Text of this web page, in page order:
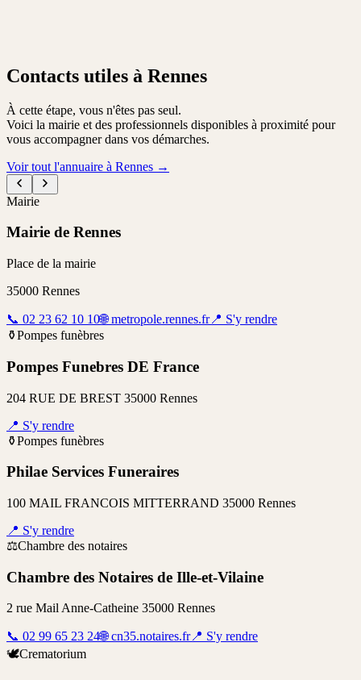
Contacts utiles à Rennes
À cette étape, vous n'êtes pas seul.
Voici la mairie et des professionnels disponibles à proximité pour
vous accompagner dans vos démarches.
Voir tout l'annuaire à Rennes →
Mairie
Mairie de Rennes
Place de la mairie
35000 Rennes
📞 02 23 62 10 10🌐 metropole.rennes.fr📍 S'y rendre
⚱️Pompes funèbres
Pompes Funebres DE France
204 RUE DE BREST 35000 Rennes
📍 S'y rendre
⚱️Pompes funèbres
Philae Services Funeraires
100 MAIL FRANCOIS MITTERRAND 35000 Rennes
📍 S'y rendre
⚖️Chambre des notaires
Chambre des Notaires de Ille-et-Vilaine
2 rue Mail Anne-Catheine 35000 Rennes
📞 02 99 65 23 24🌐 cn35.notaires.fr📍 S'y rendre
🕊️Crematorium